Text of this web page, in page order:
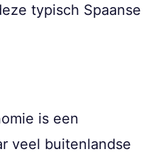
typisch Spaanse
is een
veel buitenlandse